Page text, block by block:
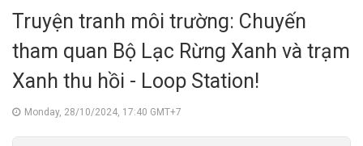
Truyện tranh môi trường: Chuyến
tham quan Bộ Lạc Rừng Xanh và trạm
Xanh thu hồi - Loop Station!
Monday, 28/10/2024, 17:40 GMT+7